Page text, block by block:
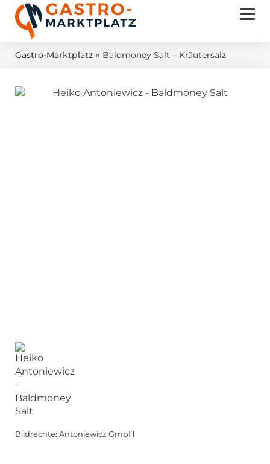
Gastro-Marktplatz » Baldmoney Salt – Kräutersalz
Bildrechte: Antoniewicz GmbH